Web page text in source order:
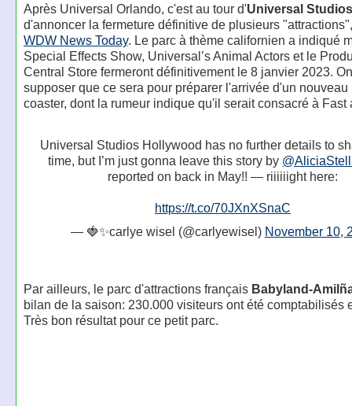
Après Universal Orlando, c'est au tour d'Universal
d'annoncer la fermeture définitive de plusieurs
WDW News Today. Le parc à thème californien a indiqué
Special Effects Show, Universal’s Animal Actors et le
Central Store fermeront définitivement le 8 janvier 2023.
supposer que ce sera pour préparer l'arrivée d'un nouveau
coaster, dont la rumeur indique qu'il serait consacré à Fast
Universal Studios Hollywood has no further details to
time, but I’m just gonna leave this story by
reported on back in May!! — riiiiiight here:
https://t.co/70JXnXSnaC
— 🍓✨carlye wisel (@carlyewisel) November 10,
Par ailleurs, le parc d'attractions français Babyland-
bilan de la saison: 230.000 visiteurs ont été comptabilisés
Très bon résultat pour ce petit parc.